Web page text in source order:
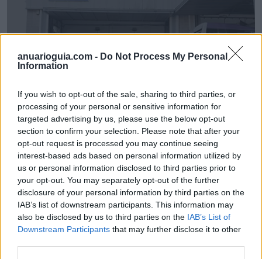
anuarioguia.com - Do Not Process My Personal
Information
If you wish to opt-out of the sale, sharing to third parties, or
processing of your personal or sensitive information for
targeted advertising by us, please use the below opt-out
section to confirm your selection. Please note that after your
opt-out request is processed you may continue seeing
interest-based ads based on personal information utilized by
us or personal information disclosed to third parties prior to
your opt-out. You may separately opt-out of the further
disclosure of your personal information by third parties on the
IAB’s list of downstream participants. This information may
also be disclosed by us to third parties on the IAB’s List of
Downstream Participants that may further disclose it to other
* ASMECA Asistencia Mecánica Integral, S.L.
Gijón (Asturias)
Ver más
6777